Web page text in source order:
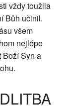
vždy toužila
Bůh učinil.
všem
nejlépe
Boží Syn a